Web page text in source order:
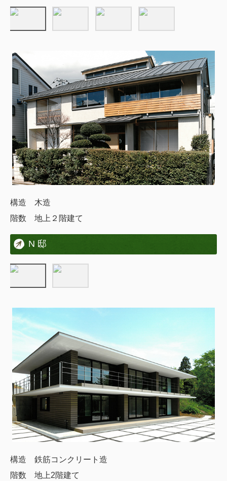
構造 木造
階数 地上２階建て
N 邸
構造 鉄筋コンクリート造
階数 地上2階建て